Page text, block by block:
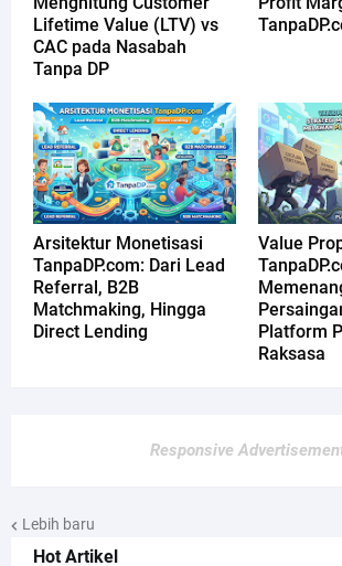
Hot Artikel
Lifetime Value (LTV) vs
CAC pada Nasabah
Tanpa DP
Arsitektur Monetisasi
TanpaDP.com: Dari Lead
Referral, B2B
Matchmaking, Hingga
Direct Lending
Value
Platform
Raksasa
Responsive
Lebih baru